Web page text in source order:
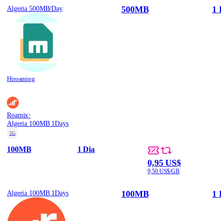
Algeria 500MB/Day
Hiroaming
500MB 1
Roamix·
Algeria 100MB 1Days
5G
100MB 1 Dia
0,95 US$
9,50 US$/GB
Algeria 100MB 1Days 100MB 1